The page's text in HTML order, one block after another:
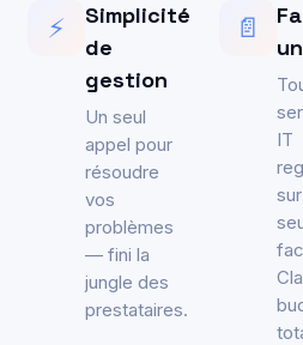
⚡
Simplicité
de
gestion
Un seul
appel pour
résoudre
vos
problèmes
— fini la
jungle des
prestataires.
📄
IT